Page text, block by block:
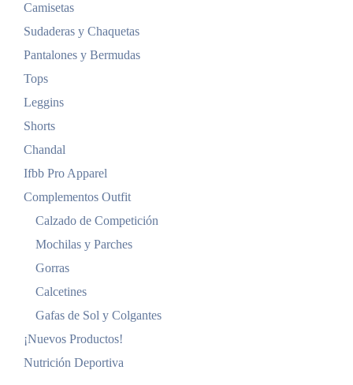
Camisetas
Sudaderas y Chaquetas
Pantalones y Bermudas
Tops
Leggins
Shorts
Chandal
Ifbb Pro Apparel
Complementos Outfit
Calzado de Competición
Mochilas y Parches
Gorras
Calcetines
Gafas de Sol y Colgantes
¡Nuevos Productos!
Nutrición Deportiva